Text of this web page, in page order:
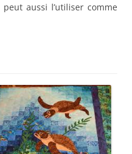
aussi l’utiliser comme